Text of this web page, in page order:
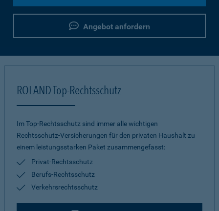
Angebot anfordern
ROLAND Top-Rechtsschutz
Im Top-Rechtsschutz sind immer alle wichtigen
Rechtsschutz-Versicherungen für den privaten Haushalt zu
einem leistungsstarken Paket zusammengefasst:
Privat-Rechtsschutz
Berufs-Rechtsschutz
Verkehrsrechtsschutz